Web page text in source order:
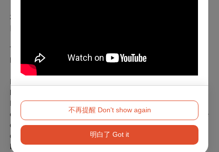
不再提醒 Don't show again
明白了 Got it
本作品為2017及2019國家兩廳院TIFA委託製作作品
The story starts with the screening of a documentary about
Ma-mi.
In the 90s, MA Tai-xiang (also known as Ma-mi), a person
living with HIV, established a shelter called the Sweet Ma's.
Many patients and volunteers gathered here and supported
one another like family members. Everything was fine until one
day the Sweet Ma's was anonymously reported as a place for
drug parties, which led to the closure of the shelter that used to
be a home for the infected.